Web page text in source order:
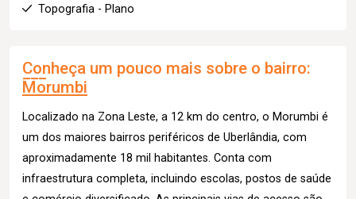
Topografia - Plano
Conheça um pouco mais sobre o bairro:
Morumbi
Localizado na Zona Leste, a 12 km do centro, o Morumbi é
um dos maiores bairros periféricos de Uberlândia, com
aproximadamente 18 mil habitantes. Conta com
infraestrutura completa, incluindo escolas, postos de saúde